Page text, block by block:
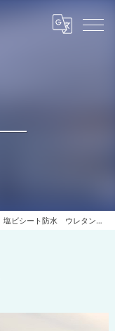
塩ビシート防水 ウレタン防水